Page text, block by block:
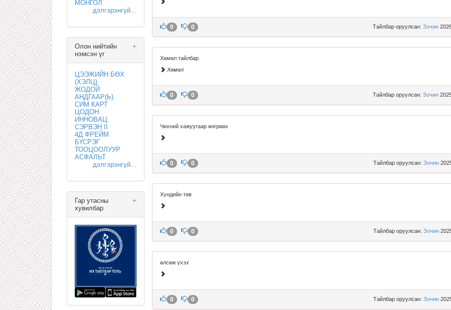
МОНГОЛ
дэлгэрэнгүй...
+
Олон нийтийн
нэмсэн үг
ЦЭЭЖИЙН БӨХ
(ХЭЛЦ)
ЖОДОЙ
АНДГААР(Ь)
СИМ КАРТ
ЦОДОН
ИННОВАЦ
СЭРВЭН II
4Д ФРЕЙМ
БҮСРЭГ
ТООЦООЛУУР
АСФАЛЬТ
дэлгэрэнгүй...
+
Гар утасны
хувилбар
Тайлбар оруулсан: Зочин
0 0
Хөмөл тайлбар
Хөмөл
Тайлбар оруулсан: Зочин
0 0
Чихний хажуугаар өнгрөөх
Тайлбар оруулсан: Зочин
0 0
Хүндийн төв
Тайлбар оруулсан: Зочин
0 0
өлсөж үхэх
Тайлбар оруулсан: Зочин
0 0